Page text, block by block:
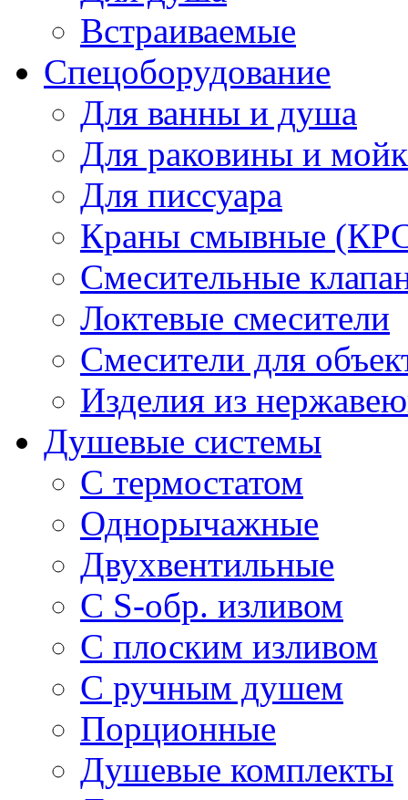
Встраиваемые
Спецоборудование
Для ванны и душа
Для раковины и
Для писсуара
Краны смывные
Смесительные
Локтевые смесители
Смесители для
Изделия из
Душевые системы
С термостатом
Однорычажные
Двухвентильные
С S-обр. изливом
С плоским изливом
С ручным душем
Порционные
Душевые комплекты